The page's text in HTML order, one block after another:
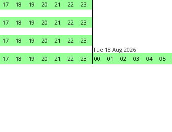
17 18 19 20 21 22
23
17 18 19 20 21 22
23
17 18 19 20 21 22
23
17 18 19 20 21 22 23
Tue 18 Aug 2026
00
01 02 03 04 05